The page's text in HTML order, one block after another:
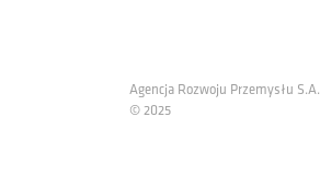
Agencja Rozwoju Przemysłu S.A.
© 2025